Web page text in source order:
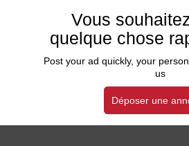
Vous
quelque chose
Post your ad quickly, your
us
Déposer une